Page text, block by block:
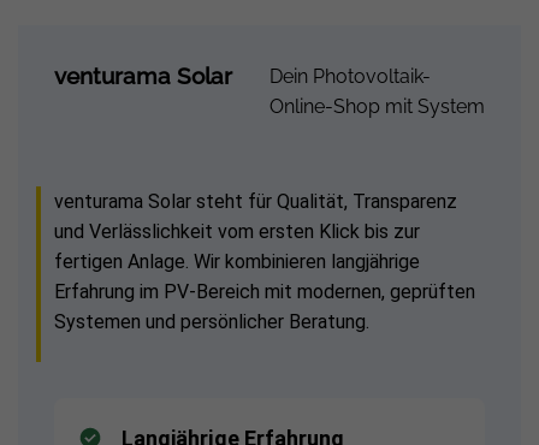
venturama Solar
Dein Photovoltaik-
Online-Shop mit System
venturama Solar steht für Qualität, Transparenz
und Verlässlichkeit vom ersten Klick bis zur
fertigen Anlage. Wir kombinieren langjährige
Erfahrung im PV-Bereich mit modernen, geprüften
Systemen und persönlicher Beratung.
Langjährige Erfahrung